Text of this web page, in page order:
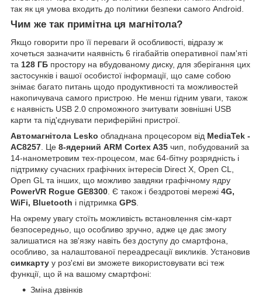
так як ця умова входить до політики безпеки самого Android.
Чим же так примітна ця магнітола?
Якщо говорити про її переваги й особливості, відразу ж
хочеться зазначити наявність 6 гігабайтів оперативної пам'яті
та 128 ГБ простору на вбудованому диску, для зберігання цих
застосунків і вашої особистої інформації, що саме собою
знімає багато питань щодо продуктивності та можливостей
накопичувача самого пристрою. Не менш гідним уваги, також
є наявність USB 2.0 спроможного зчитувати зовнішні USB
карти та під'єднувати периферійні пристрої.
Автомагнітола Lesko обладнана процесором від MediaTek -
AC8257 . Це 8-ядерний ARM Cortex A35 чип, побудований за
14-нанометровим тех-процесом, має 64-бітну розрядність і
підтримку сучасних графічних інтересів Direct X, Open CL,
Open GL та інших, що можливо завдяки графічному ядру
PowerVR Rogue GE8300 . Є також і бездротові мережі 4G,
WiFi, Bluetooth і підтримка GPS
На окрему увагу стоїть можливість встановлення сім-карт
безпосередньо, що особливо зручно, адже це дає змогу
залишатися на зв'язку навіть без доступу до смартфона,
особливо, за налаштованої переадресації викликів. Установив
симкарту у роз'ємі ви зможете використовувати всі теж
функції, що й на вашому смартфоні:
Зміна дзвінків